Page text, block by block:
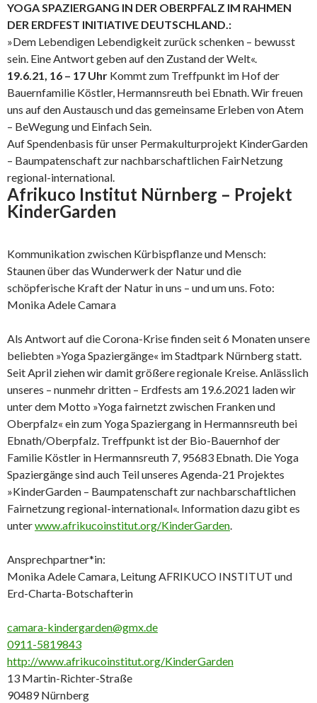
YOGA SPAZIERGANG IN DER OBERPFALZ IM RAHMEN
DER ERDFEST INITIATIVE DEUTSCHLAND.:
»Dem Lebendigen Lebendigkeit zurück schenken – bewusst
sein. Eine Antwort geben auf den Zustand der Welt«.
19.6.21, 16 – 17 Uhr Kommt zum Treffpunkt im Hof der
Bauernfamilie Köstler, Hermannsreuth bei Ebnath. Wir freuen
uns auf den Austausch und das gemeinsame Erleben von Atem
– BeWegung und Einfach Sein.
Auf Spendenbasis für unser Permakulturprojekt KinderGarden
– Baumpatenschaft zur nachbarschaftlichen FairNetzung
regional-international.
Afrikuco Institut Nürnberg – Projekt
KinderGarden
Kommunikation zwischen Kürbispflanze und Mensch:
Staunen über das Wunderwerk der Natur und die
schöpferische Kraft der Natur in uns – und um uns. Foto:
Monika Adele Camara
Als Antwort auf die Corona-Krise finden seit 6 Monaten unsere
beliebten »Yoga Spaziergänge« im Stadtpark Nürnberg statt.
Seit April ziehen wir damit größere regionale Kreise. Anlässlich
unseres – nunmehr dritten – Erdfests am 19.6.2021 laden wir
unter dem Motto »Yoga fairnetzt zwischen Franken und
Oberpfalz« ein zum Yoga Spaziergang in Hermannsreuth bei
Ebnath/Oberpfalz. Treffpunkt ist der Bio-Bauernhof der
Familie Köstler in Hermannsreuth 7, 95683 Ebnath. Die Yoga
Spaziergänge sind auch Teil unseres Agenda-21 Projektes
»KinderGarden – Baumpatenschaft zur nachbarschaftlichen
Fairnetzung regional-international«. Information dazu gibt es
unterwww.afrikucoinstitut.org/KinderGarden.
Ansprechpartner*in:
Monika Adele Camara, Leitung AFRIKUCO INSTITUT und
Erd-Charta-Botschafterin
camara-kindergarden@gmx.de
0911-5819843
http://www.afrikucoinstitut.org/KinderGarden
13 Martin-Richter-Straße
90489 Nürnberg